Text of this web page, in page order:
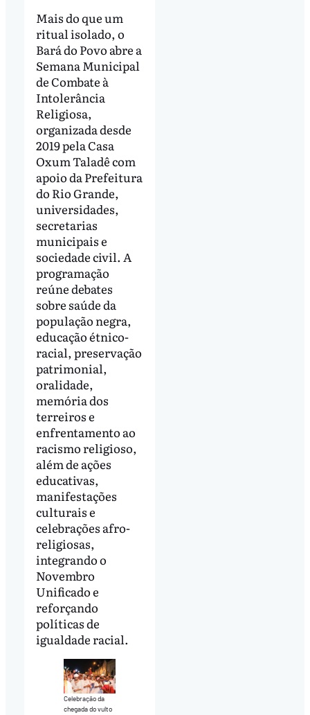
Mais do que um
ritual isolado, o
Bará do Povo abre a
Semana Municipal
de Combate à
Intolerância
Religiosa,
organizada desde
2019 pela Casa
Oxum Taladê com
apoio da Prefeitura
do Rio Grande,
universidades,
secretarias
municipais e
sociedade civil. A
programação
reúne debates
sobre saúde da
população negra,
educação étnico-
racial, preservação
patrimonial,
oralidade,
memória dos
terreiros e
enfrentamento ao
racismo religioso,
além de ações
educativas,
manifestações
culturais e
celebrações afro-
religiosas,
integrando o
Novembro
Unificado e
reforçando
políticas de
igualdade racial.
Celebração da
chegada do vulto